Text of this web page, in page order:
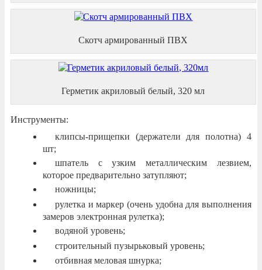
Скотч армированный ПВХ
Герметик акриловый белый, 320 мл
Инструменты:
клипсы-прищепки (держатели для полотна) 4
шт;
шпатель с узким металлическим лезвием,
которое предварительно затупляют;
ножницы;
рулетка и маркер (очень удобна для выполнения
замеров электронная рулетка);
водяной уровень;
строительный пузырьковый уровень;
отбивная меловая шнурка;